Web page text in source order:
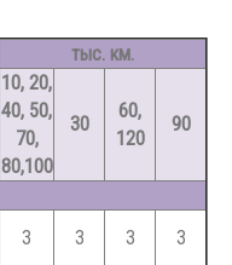
тыс. км.
10, 20,
40, 50,
70,
80,100
30
60,
120
90
З З З З